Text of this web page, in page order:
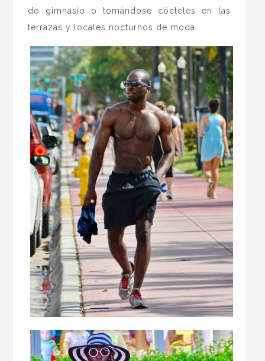
de gimnasio o tomándose cócteles en las
terrazas y locales nocturnos de moda.